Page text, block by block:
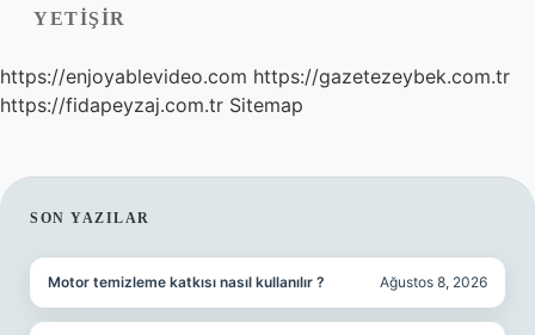
YETIŞIR
https://enjoyablevideo.com https://gazetezeybek.com.tr
https://fidapeyzaj.com.tr Sitemap
SIDEBAR
SON YAZILAR
Motor temizleme katkısı nasıl kullanılır ? Ağustos 8, 2026